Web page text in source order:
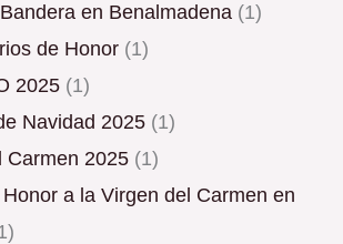
Bandera en Benalmadena (1)
de Honor (1)
2025 (1)
Navidad 2025 (1)
Carmen 2025 (1)